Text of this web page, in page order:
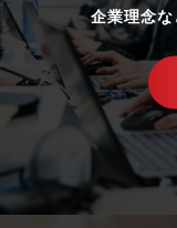
企業理念な